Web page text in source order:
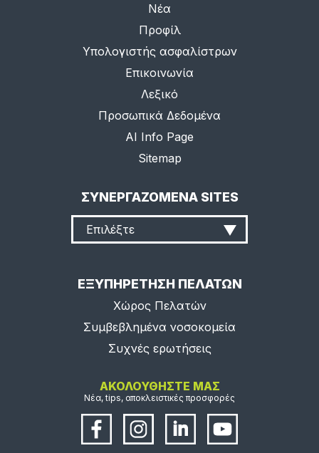
Νέα
Προφίλ
Υπολογιστής ασφαλίστρων
Επικοινωνία
Λεξικό
Προσωπικά Δεδομένα
AI Info Page
Sitemap
ΣΥΝΕΡΓΑΖΟΜΕΝΑ SITES
Επιλέξτε
ΕΞΥΠΗΡΕΤΗΣΗ ΠΕΛΑΤΩΝ
Χώρος Πελατών
Συμβεβλημένα νοσοκομεία
Συχνές ερωτήσεις
ΑΚΟΛΟΥΘΗΣΤΕ ΜΑΣ
Νέα, tips, αποκλειστικές προσφορές